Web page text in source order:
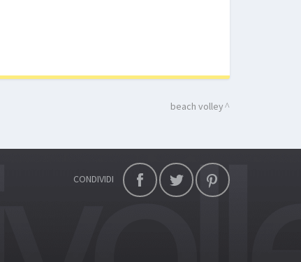
beach volley
CONDIVIDI